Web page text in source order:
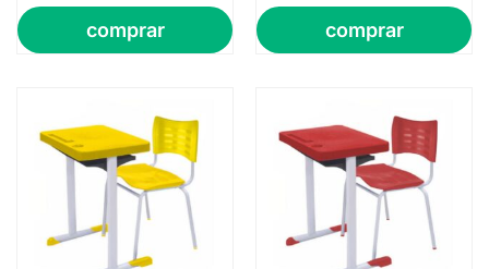
comprar comprar